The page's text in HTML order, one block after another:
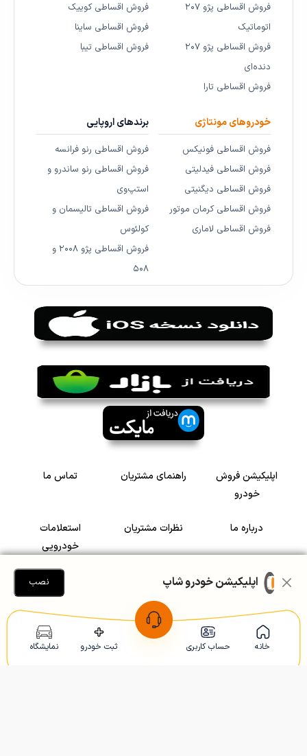
خانه حساب کاربری ثبت خودرو نمایشگاه
فروش اقساطی پژو ۲۰۷
اتوماتیک
فروش اقساطی پژو ۲۰۷
دنده‌ای
فروش اقساطی تارا
فروش اقساطی کوییک
فروش اقساطی ساینا
فروش اقساطی تیبا
خودروهای مونتاژی
فروش اقساطی فونیکس
فروش اقساطی فیدلیتی
فروش اقساطی دیگنیتی
فروش اقساطی کرمان موتور
فروش اقساطی لاماری
برندهای اروپایی
فروش اقساطی رنو فرانسه
فروش اقساطی رنو ساندرو و
استپ‌وی
فروش اقساطی تالیسمان و
کولئوس
فروش اقساطی پژو ۲۰۰۸ و
۵۰۸
اپلیکیشن فروش
خودرو
راهنمای مشتریان تماس ما
درباره ما نظرات مشتریان
استعلامات
خودرویی
سرمایه گذاری در
رضایت مشتریان
Copyright © 2005-2026 Khodroshop.ir
اپلیکیشن خودرو شاپ نصب